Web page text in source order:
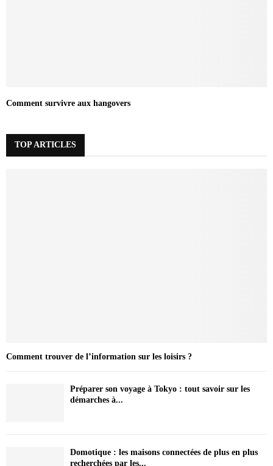
Comment survivre aux hangovers
TOP ARTICLES
Comment trouver de l’information sur les loisirs ?
Préparer son voyage à Tokyo : tout savoir sur les
démarches à...
Domotique : les maisons connectées de plus en plus
recherchées par les...